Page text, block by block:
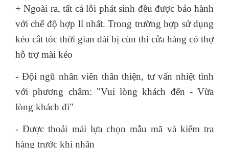
+ Ngoài ra, tất cả lỗi phát sinh đều được bảo hành
với chế độ hợp lí nhất. Trong trường hợp sử dụng
kéo cắt tóc thời gian dài bị cùn thì cửa hàng có thợ
hỗ trợ mài kéo
- Đội ngũ nhân viên thân thiện, tư vấn nhiệt tình
với phương châm: "Vui lòng khách đến - Vừa
lòng khách đi"
- Được thoải mái lựa chọn mẫu mã và kiểm tra
hàng trước khi nhận